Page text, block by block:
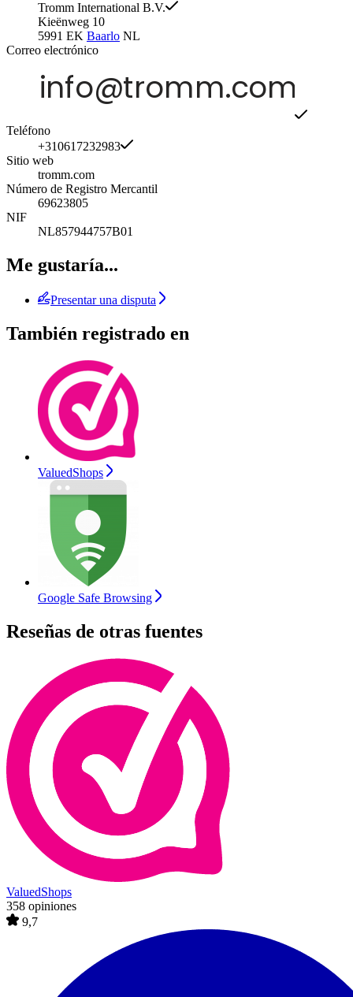
Tromm International B.V.
Kieënweg 10
5991 EK Baarlo NL
Correo electrónico
Teléfono
+310617232983
Sitio web
tromm.com
Número de Registro Mercantil
69623805
NIF
NL857944757B01
Me gustaría...
Presentar una disputa
También registrado en
ValuedShops
Google Safe Browsing
Reseñas de otras fuentes
ValuedShops
358 opiniones
9,7